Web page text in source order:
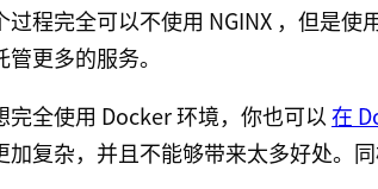
过程完全可以不使用 NGINX ，但是
更多的服务。
完全使用 Docker 环境，你也可以在
加复杂，并且不能够带来太多好处。